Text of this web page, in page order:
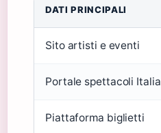
DATI PRINCIPALI
Sito artisti e eventi
Portale spettacoli Italia
Piattaforma biglietti